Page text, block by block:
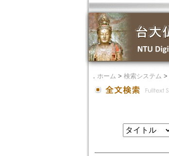
． ホーム > 検索システム >